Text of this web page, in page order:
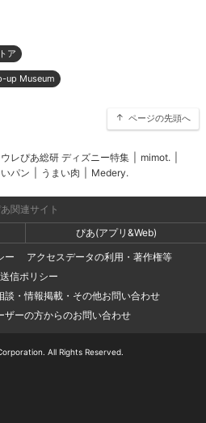
ア
up Museum
ページの先頭へ
ウレぴあ総研 ディズニー特集 mimot.
パン うまい肉 Medery.
関連サイト
ぴあ(アプリ&Web)
ー
アクセスデータの利用・著作権等
信ポリシー
談・情報掲載・その他お問い合わせ
ザーの方からのお問い合わせ
All Rights Reserved.